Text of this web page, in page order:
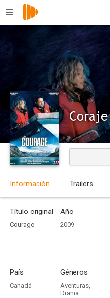
Coraje
Información Trailers
Título original
Courage
Año
2009
País
Canadá
Géneros
Aventuras,
Drama